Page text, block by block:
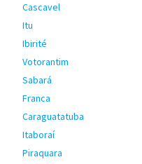
Cascavel
Itu
Ibirité
Votorantim
Sabará
Franca
Caraguatatuba
Itaboraí
Piraquara